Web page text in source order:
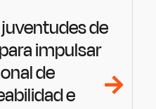
de
impulsar
de
e